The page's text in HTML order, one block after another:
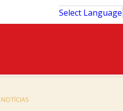
Select Language
NOTÍCIAS